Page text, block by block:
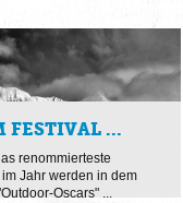
FESTIVAL ...
renommierteste
Jahr werden in dem
Oscars" ...